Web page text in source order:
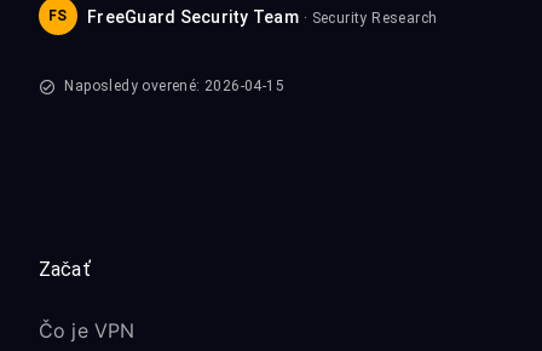
FS FreeGuard Security Team · Security Research
Naposledy overené: 2026-04-15
Začať
Čo je VPN